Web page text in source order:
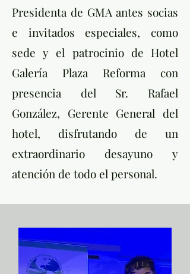
Presidenta de GMA antes socias
e invitados especiales, como
sede y el patrocinio de Hotel
Galería Plaza Reforma con
presencia del Sr. Rafael
González, Gerente General del
hotel, disfrutando de un
extraordinario desayuno y
atención de todo el personal.